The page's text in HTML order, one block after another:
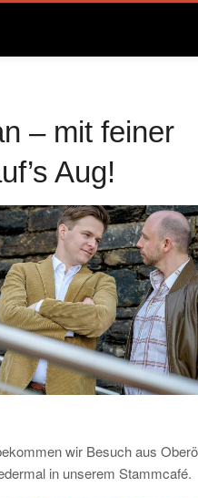
– mit feiner
Aug!
wir Besuch aus
in unserem Stammcafé.